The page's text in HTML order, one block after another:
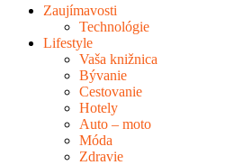
Zaujímavosti
Technológie
Lifestyle
Vaša knižnica
Bývanie
Cestovanie
Hotely
Auto – moto
Móda
Zdravie